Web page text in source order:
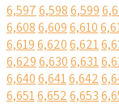
6,5976,5986,599
6,6086,6096,610
6,6196,6206,621
6,6296,6306,631
6,6406,6416,642
6,6516,6526,653